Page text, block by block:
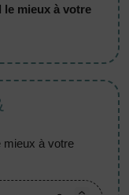
mieux à votre
mieux à votre